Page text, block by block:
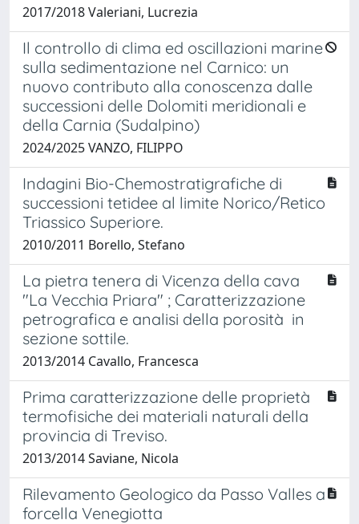
2017/2018 Valeriani, Lucrezia
Il controllo di clima ed oscillazioni marine
sulla sedimentazione nel Carnico: un
nuovo contributo alla conoscenza dalle
successioni delle Dolomiti meridionali e
della Carnia (Sudalpino)
2024/2025 VANZO, FILIPPO
Indagini Bio-Chemostratigrafiche di
successioni tetidee al limite Norico/Retico
Triassico Superiore.
2010/2011 Borello, Stefano
La pietra tenera di Vicenza della cava
"La Vecchia Priara" ; Caratterizzazione
petrografica e analisi della porosità in
sezione sottile.
2013/2014 Cavallo, Francesca
Prima caratterizzazione delle proprietà
termofisiche dei materiali naturali della
provincia di Treviso.
2013/2014 Saviane, Nicola
Rilevamento Geologico da Passo Valles a
forcella Venegiotta